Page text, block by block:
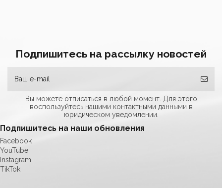
Подпишитесь на рассылку новостей
Вы можете отписаться в любой момент. Для этого
воспользуйтесь нашими контактными данными в
юридическом уведомлении.
Подпишитесь на наши обновления
Facebook
YouTube
Instagram
TikTok